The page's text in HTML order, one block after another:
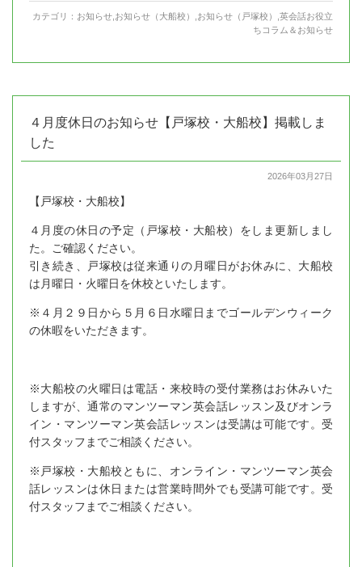
カテゴリ： お知らせ お知らせ（大船校） お知らせ（戸塚校）
英会話お役立
ちコラム＆お知らせ
４月度休日のお知らせ【戸塚校・大船校】掲載しま
した
2026年03月27日
【戸塚校・大船校】
４月度の休日の予定（戸塚校・大船校）をしま更新しまし
た。ご確認ください。
引き続き、戸塚校は従来通りの月曜日がお休みに、大船校
は月曜日・火曜日を休校といたします。
※４月２９日から５月６日水曜日までゴールデンウィーク
の休暇をいただきます。
※大船校の火曜日は電話・来校時の受付業務はお休みいた
しますが、通常のマンツーマン英会話レッスン及びオンラ
イン・マンツーマン英会話レッスンは受講は可能です。受
付スタッフまでご相談ください。
※戸塚校・大船校ともに、オンライン・マンツーマン英会
話レッスンは休日または営業時間外でも受講可能です。受
付スタッフまでご相談ください。